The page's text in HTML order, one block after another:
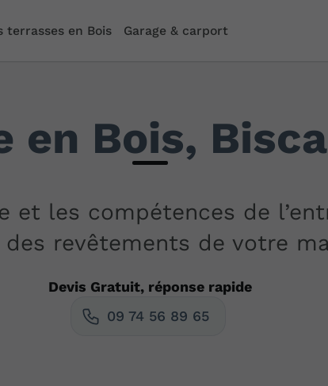
terrasses en Bois Garage & carport
en Bois,
et les compétences de
revêtements de votre
Devis Gratuit, réponse rapide
09 74 56 89 65